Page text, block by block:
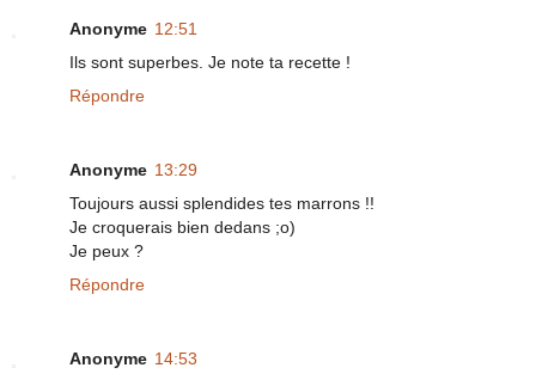
Anonyme 12:51
Ils sont superbes. Je note ta recette !
Répondre
Anonyme 13:29
Toujours aussi splendides tes marrons !!
Je croquerais bien dedans ;o)
Je peux ?
Répondre
Anonyme 14:53